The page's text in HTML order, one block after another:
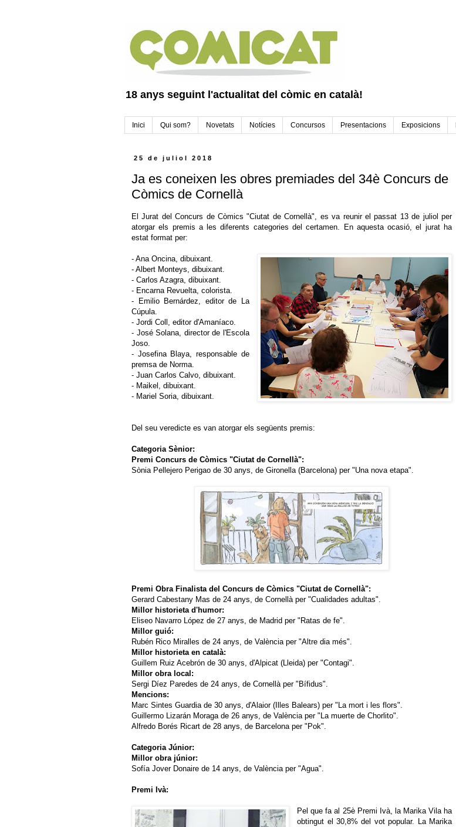
18 anys seguint l'actualitat del còmic en català!
Inici Qui som? Novetats Notícies Concursos Presentacions Exposicions
25 de juliol 2018
Ja es coneixen les obres premiades del 34è Concurs de
Còmics de Cornellà
El Jurat del Concurs de Còmics "Ciutat de Cornellà", es va reunir el passat 13 de juliol per
atorgar els premis a les diferents categories del certamen. En aquesta ocasió, el jurat ha
estat format per:
- Ana Oncina, dibuixant.
- Albert Monteys, dibuixant.
- Carlos Azagra, dibuixant.
- Encarna Revuelta, colorista.
- Emilio Bernárdez, editor de La
Cúpula.
- Jordi Coll, editor d'Amaníaco.
- José Solana, director de l'Escola
Joso.
- Josefina Blaya, responsable de
premsa de Norma.
- Juan Carlos Calvo, dibuixant.
- Maikel, dibuixant.
- Mariel Soria, dibuixant.
Del seu veredicte es van atorgar els següents premis:
Categoria Sènior:
Premi Concurs de Còmics "Ciutat de Cornellà":
Sònia Pellejero Perigao de 30 anys, de Gironella (Barcelona) per "Una nova etapa".
Premi Obra Finalista del Concurs de Còmics "Ciutat de Cornellà":
Gerard Cabestany Mas de 24 anys, de Cornellà per "Cualidades adultas".
Millor historieta d'humor:
Eliseo Navarro López de 27 anys, de Madrid per "Ratas de fe".
Millor guió:
Rubén Rico Miralles de 24 anys, de València per "Altre dia més".
Millor historieta en català:
Guillem Ruiz Acebrón de 30 anys, d'Alpicat (Lleida) per "Contagi".
Millor obra local:
Sergi Díez Paredes de 24 anys, de Cornellà per "Bífidus".
Mencions:
Marc Sintes Guardia de 30 anys, d'Alaior (Illes Balears) per "La mort i les flors".
Guillermo Lizarán Moraga de 26 anys, de València per "La muerte de Chorlito".
Alfredo Borés Ricart de 28 anys, de Barcelona per "Pok".
Categoria Júnior:
Millor obra júnior:
Sofía Jover Donaire de 14 anys, de València per "Agua".
Premi Ivà:
Pel que fa al 25è Premi Ivà, la Marika Vila ha
obtingut el 30,8% del vot popular. La Marika